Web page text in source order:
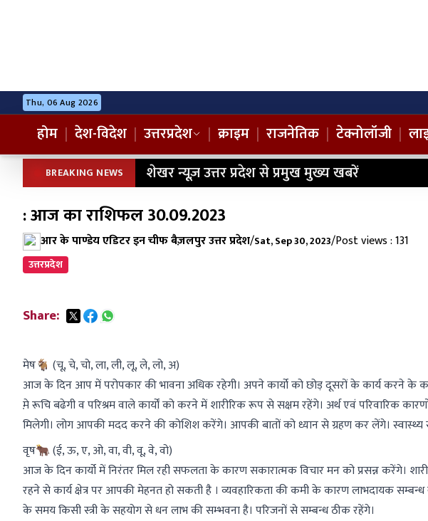
Thu, 06 Aug 2026
होम | देश-विदेश | उत्तरप्रदेश | क्राइम | राजनेतिक | टेक्नोलॉजी |
BREAKING NEWS शेखर न्यूज़ उत्तर प्रदेश से प्रमुख मुख्य खबरें
: आज का राशिफल 30.09.2023
आर के पाण्डेय एडिटर इन चीफ बैज़लपुर उत्तर प्रदेश/Sat, Sep 30, 2023/Post views : 131
उत्तरप्रदेश
Share:
मेष🐐 (चू, चे, चो, ला, ली, लू, ले, लो, अ)
आज के दिन आप में परोपकार की भावना अधिक रहेगी। अपने कार्यो को छोड़ दूसरों के कार्य करने के
म़े रूचि बढेगी व परिश्रम वाले कार्यों को करने में शारीरिक रूप से सक्षम रहेंगे। अर्थ एवं परिवारिक
मिलेगी। लोग आपकी मदद करने की कोशिश करेंगे। आपकी बातों को ध्यान से ग्रहण कर लेंगे। स्वास्थ्य
वृष🐂 (ई, ऊ, ए, ओ, वा, वी, वू, वे, वो)
आज के दिन कार्यो में निरंतर मिल रही सफलता के कारण सकारात्मक विचार मन को प्रसन्न करेंगे।
रहने से कार्य क्षेत्र पर आपकी मेहनत हो सकती है । व्यवहारिकता की कमी के कारण लाभदायक
के समय किसी स्त्री के सहयोग से धन लाभ की सम्भवना है। परिजनों से सम्बन्ध ठीक रहेंगे।